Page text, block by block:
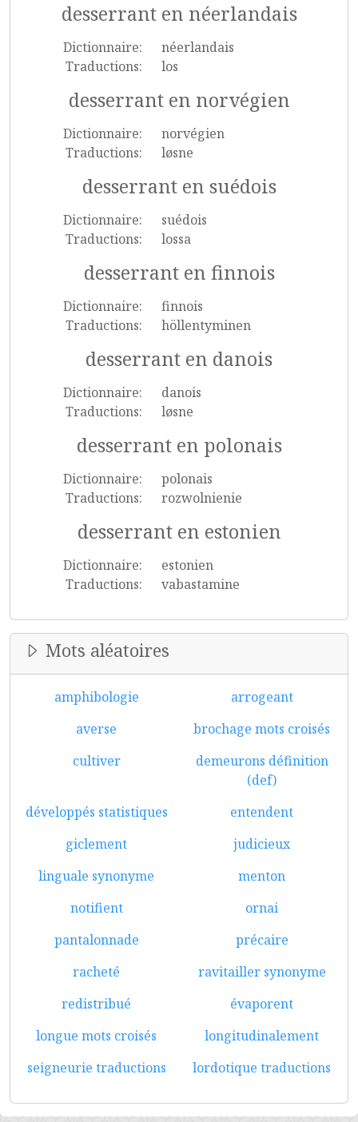
desserrant en néerlandais
Dictionnaire:
néerlandais
Traductions:
los
desserrant en norvégien
Dictionnaire:
norvégien
Traductions:
løsne
desserrant en suédois
Dictionnaire:
suédois
Traductions:
lossa
desserrant en finnois
Dictionnaire:
finnois
Traductions:
höllentyminen
desserrant en danois
Dictionnaire:
danois
Traductions:
løsne
desserrant en polonais
Dictionnaire:
polonais
Traductions:
rozwolnienie
desserrant en estonien
Dictionnaire:
estonien
Traductions:
vabastamine
Mots aléatoires
amphibologie
arrogeant
averse
brochage mots croisés
cultiver
demeurons définition
(def)
développés statistiques
entendent
giclement
judicieux
linguale synonyme
menton
notifient
ornai
pantalonnade
précaire
racheté
ravitailler synonyme
redistribué
évaporent
longue mots croisés
longitudinalement
seigneurie traductions
lordotique traductions